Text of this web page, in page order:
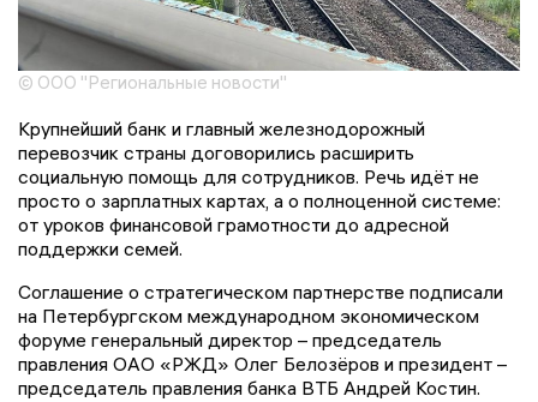
© ООО "Региональные новости"
Крупнейший банк и главный железнодорожный
перевозчик страны договорились расширить
социальную помощь для сотрудников. Речь идёт не
просто о зарплатных картах, а о полноценной системе:
от уроков финансовой грамотности до адресной
поддержки семей.
Соглашение о стратегическом партнерстве подписали
на Петербургском международном экономическом
форуме генеральный директор – председатель
правления ОАО «РЖД» Олег Белозёров и президент –
председатель правления банка ВТБ Андрей Костин.